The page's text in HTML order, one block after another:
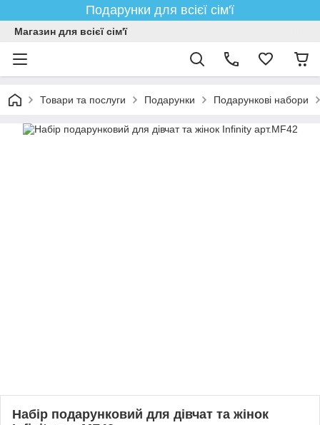
Подарунки для всієї сім'ї
Магазин для всієї сім'ї
Товари та послуги Подарунки Подарункові набори
Набір подарунковий для дівчат та жінок